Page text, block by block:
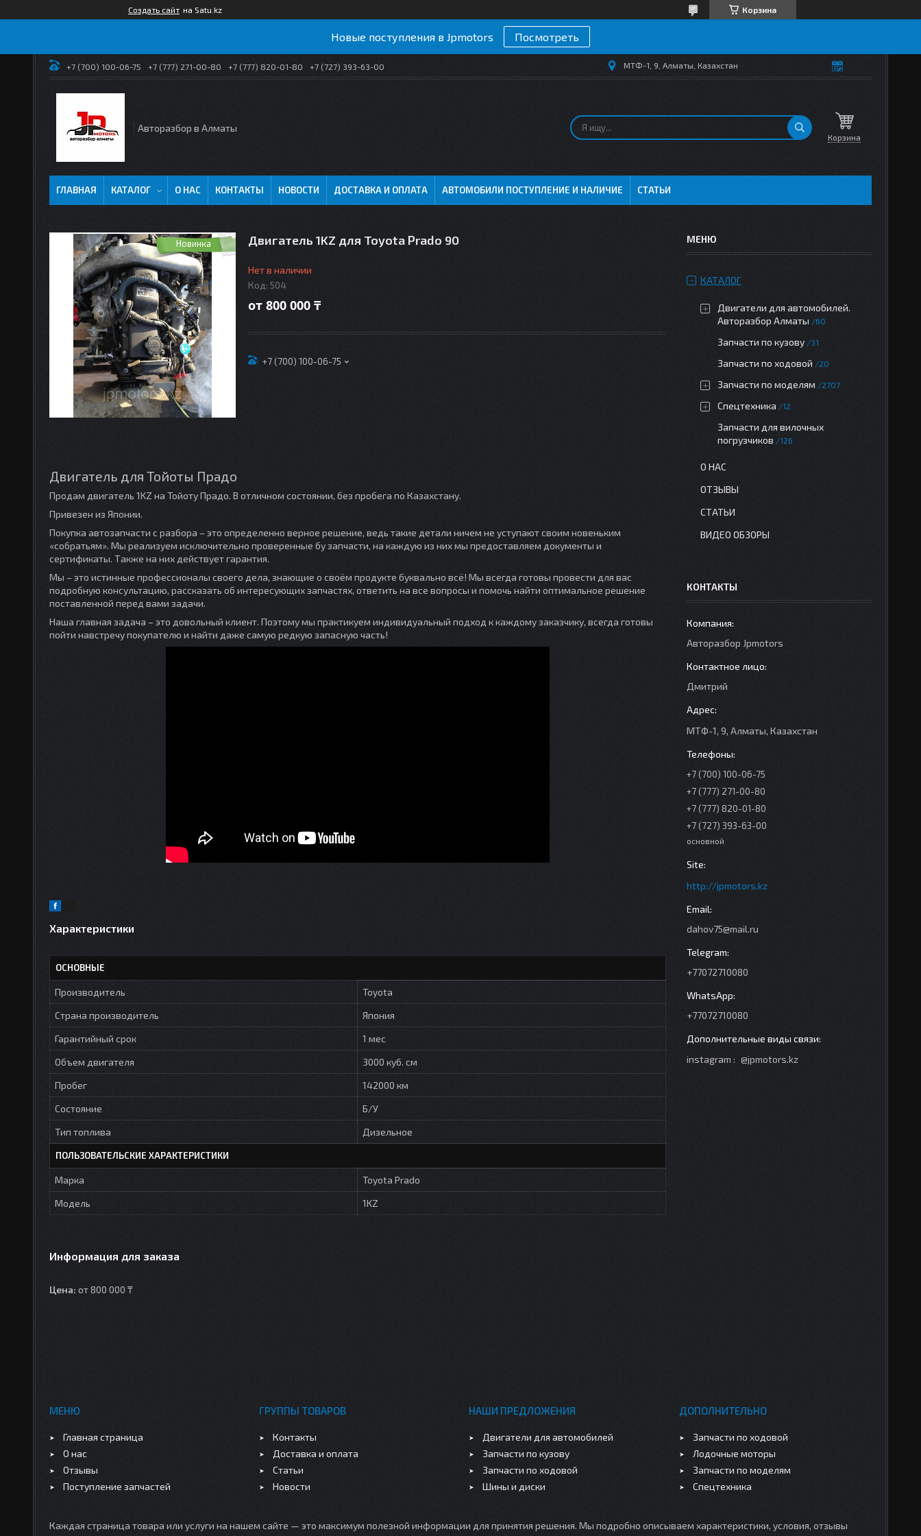
Создать сайт на Satu.kz Корзина
Новые поступления в Jpmotors Посмотреть
+7 (700) 100-06-75 +7 (777) 271-00-80 +7 (777) 820-01-80 +7 (727) 393-63-00 МТФ-1, 9, Алматы, Казахстан
Авторазбор в Алматы
Корзина
ГЛАВНАЯ КАТАЛОГ О НАС КОНТАКТЫ НОВОСТИ ДОСТАВКА И ОПЛАТА АВТОМОБИЛИ ПОСТУПЛЕНИЕ И НАЛИЧИЕ СТАТЬИ
Новинка Двигатель 1KZ для Toyota Prado 90
Нет в наличии
Код: 504
от 800 000 ₸
+7 (700) 100-06-75
Двигатель для Тойоты Прадо
Продам двигатель 1KZ на Тойоту Прадо. В отличном состоянии, без пробега по Казахстану.
Привезен из Японии.
Покупка автозапчасти с разбора – это определенно верное решение, ведь такие детали ничем не уступают своим новеньким
«собратьям». Мы реализуем исключительно проверенные бу запчасти, на каждую из них мы предоставляем документы и
сертификаты. Также на них действует гарантия.
Мы – это истинные профессионалы своего дела, знающие о своём продукте буквально всё! Мы всегда готовы провести для вас
подробную консультацию, рассказать об интересующих запчастях, ответить на все вопросы и помочь найти оптимальное решение
поставленной перед вами задачи.
Наша главная задача – это довольный клиент. Поэтому мы практикуем индивидуальный подход к каждому заказчику, всегда готовы
пойти навстречу покупателю и найти даже самую редкую запасную часть!
Характеристики
ОСНОВНЫЕ
Производитель
Toyota
Страна производитель
Япония
Гарантийный срок
1 мес
Объем двигателя
3000 куб. см
Пробег
142000 км
Состояние
Б/У
Тип топлива
Дизельное
ПОЛЬЗОВАТЕЛЬСКИЕ ХАРАКТЕРИСТИКИ
Марка
Toyota Prado
Модель
1KZ
Информация для заказа
Цена: от 800 000 ₸
КАТАЛОГ
Двигатели для автомобилей.
Авторазбор Алматы
60
Запчасти по кузову 31
Запчасти по ходовой 20
Запчасти по моделям 2707
Спецтехника 12
Запчасти для вилочных
погрузчиков
126
О НАС
ОТЗЫВЫ
СТАТЬИ
ВИДЕО ОБЗОРЫ
КОНТАКТЫ
Авторазбор Jpmotors
Дмитрий
МТФ-1, 9, Алматы, Казахстан
+7 (700) 100-06-75
+7 (777) 271-00-80
+7 (777) 820-01-80
+7 (727) 393-63-00
основной
http://jpmotors.kz
dahov75@mail.ru
+77072710080
+77072710080
instagram @jpmotors.kz
МЕНЮ
Главная страница
О нас
Отзывы
Поступление запчастей
ГРУППЫ ТОВАРОВ
Контакты
Доставка и оплата
Статьи
Новости
НАШИ ПРЕДЛОЖЕНИЯ
Двигатели для автомобилей
Запчасти по кузову
Запчасти по ходовой
Шины и диски
ДОПОЛНИТЕЛЬНО
Запчасти по ходовой
Лодочные моторы
Запчасти по моделям
Спецтехника
Каждая страница товара или услуги на нашем сайте — это максимум полезной информации для принятия решения. Мы подробно описываем характеристики, условия, отзывы